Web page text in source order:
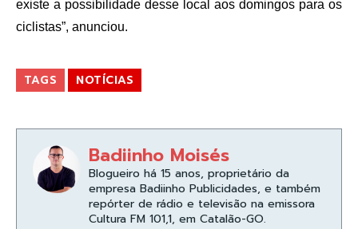
existe a possibilidade desse local aos domingos para os
ciclistas”, anunciou.
TAGS NOTÍCIAS
Badiinho Moisés
Blogueiro há 15 anos, proprietário da
empresa Badiinho Publicidades, e também
repórter de rádio e televisão na emissora
Cultura FM 101,1, em Catalão-GO.